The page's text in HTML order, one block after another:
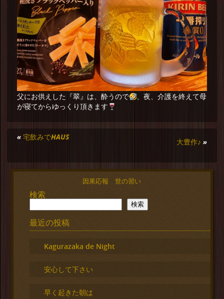
父にお供えした『翠』は、酔うので
、夜、介護を終えて母
が寝てからゆっくり頂きます
« 宅飲みでHAUS
大豊作♪ »
因果応報 世の習い
検索
検索
最近の投稿
Kagurazaka de Night
安心して下さい
早く起きた朝は